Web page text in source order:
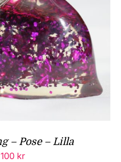
– Pose – Lilla
100 kr